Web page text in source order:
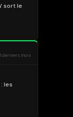
sort le
derniers mois
les